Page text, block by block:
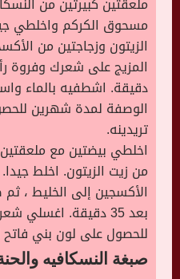
مسحوق الكركم واخلطي
الزيتون وزجاجتين من
دقيقة. اشطفيه بالماء
الوصفة لمدة شهرين
تريدينه.
اخلطي بيضتين مع
الأكسجين إلى الخليط ،
بعد 35 دقيقة. اغسلي
للحصول على لون بني
صبغة النسكافيه